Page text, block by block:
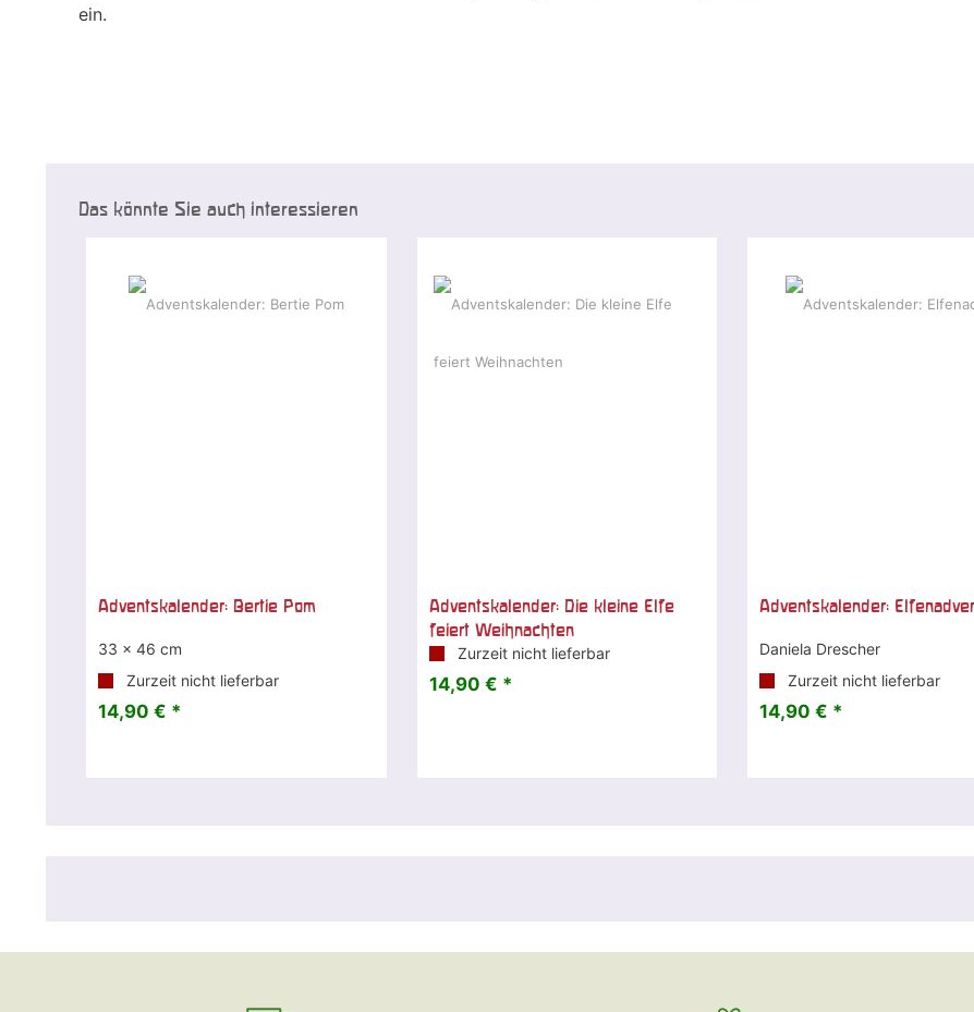
ein.
Das könnte Sie auch interessieren
Adventskalender: Bertie Pom
33 x 46 cm
Zurzeit nicht lieferbar
14,90 € *
Adventskalender: Die kleine Elfe
feiert Weihnachten
Zurzeit nicht lieferbar
14,90 € *
Adventskalender:
Daniela Drescher
Zurzeit nicht lieferbar
14,90 € *